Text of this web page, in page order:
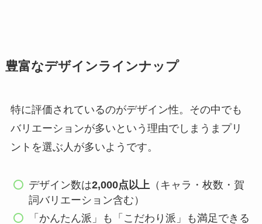
豊富なデザインラインナップ
特に評価されているのがデザイン性。その中でも
バリエーションが多いという理由でしまうまプリ
ントを選ぶ人が多いようです。
デザイン数は2,000点以上 （キャラ・枚数・賀
詞バリエーション含む）
「かんたん派」も「こだわり派」も満足できる